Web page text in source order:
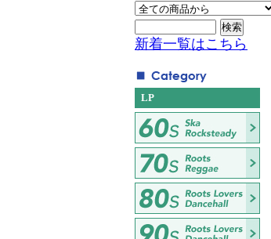
新着一覧はこちら
LP